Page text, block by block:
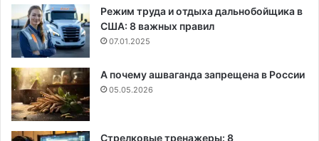
Режим труда и отдыха дальнобойщика в
США: 8 важных правил
07.01.2025
А почему ашваганда запрещена в России
05.05.2026
Стрелковые тренажеры: 8